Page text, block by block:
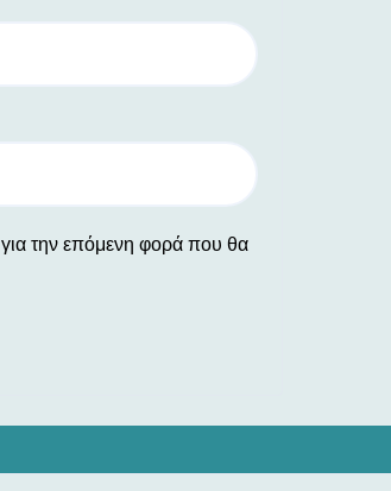
την επόμενη φορά που θα